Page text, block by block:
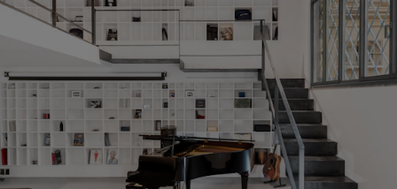
Chi siamo
Vieni a trovarci
Servizi al cliente
Accedi